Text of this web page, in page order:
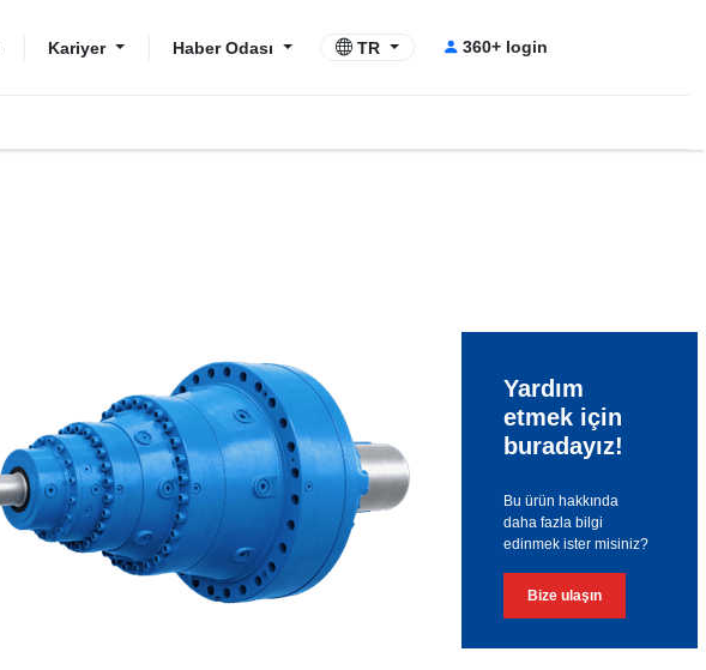
Kariyer Haber Odası TR 360+ login
Yardım
etmek için
buradayız!
Bu ürün hakkında
daha fazla bilgi
edinmek ister misiniz?
Bize ulaşın